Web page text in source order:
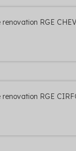
RGE
RGE